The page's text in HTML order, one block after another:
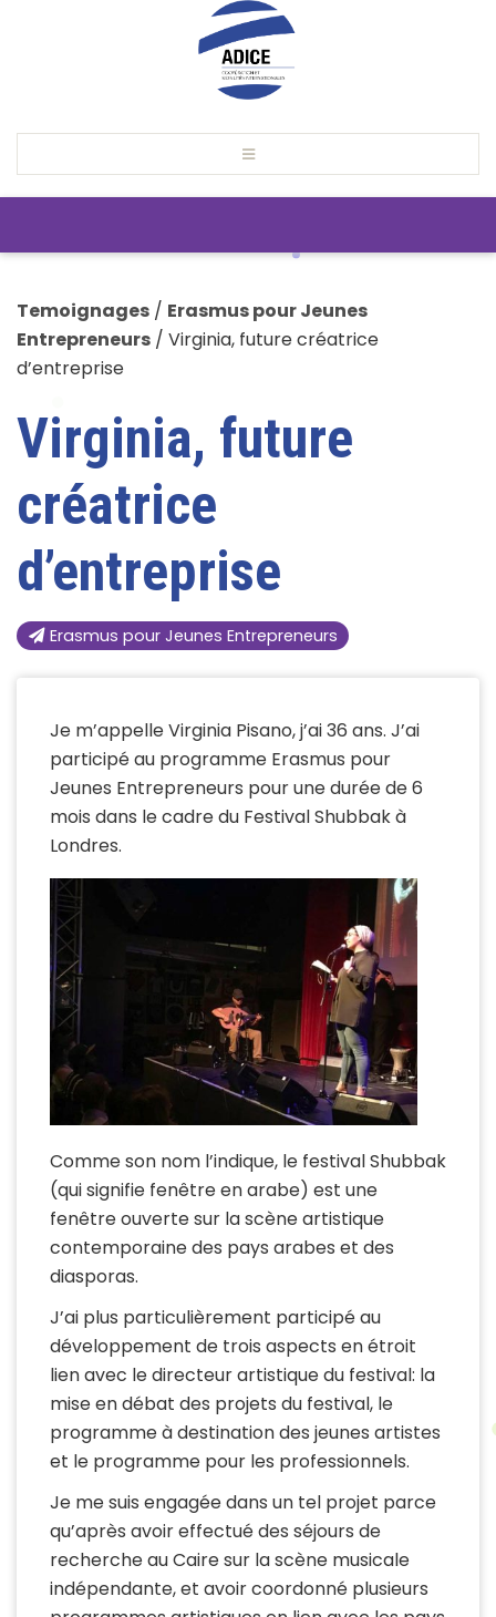
Temoignages / Erasmus pour Jeunes
Entrepreneurs / Virginia, future créatrice
d’entreprise
Virginia, future
créatrice
d’entreprise
Erasmus pour Jeunes Entrepreneurs
Je m’appelle Virginia Pisano, j’ai 36 ans. J’ai
participé au programme Erasmus pour
Jeunes Entrepreneurs pour une durée de 6
mois dans le cadre du Festival Shubbak à
Londres.
Comme son nom l’indique, le festival Shubbak
(qui signifie fenêtre en arabe) est une
fenêtre ouverte sur la scène artistique
contemporaine des pays arabes et des
diasporas.
J’ai plus particulièrement participé au
développement de trois aspects en étroit
lien avec le directeur artistique du festival: la
mise en débat des projets du festival, le
programme à destination des jeunes artistes
et le programme pour les professionnels.
Je me suis engagée dans un tel projet parce
qu’après avoir effectué des séjours de
recherche au Caire sur la scène musicale
indépendante, et avoir coordonné plusieurs